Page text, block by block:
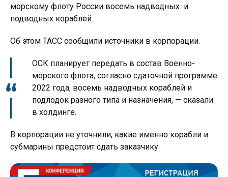
морскому флоту России восемь надводных и
подводных кораблей.
Об этом ТАСС сообщили источники в корпорации.
ОСК планирует передать в состав Военно-
морского флота, согласно сдаточной программе
2022 года, восемь надводных кораблей и
подлодок разного типа и назначения, — сказали
в холдинге.
В корпорации не уточнили, какие именно корабли и
субмарины предстоит сдать заказчику.